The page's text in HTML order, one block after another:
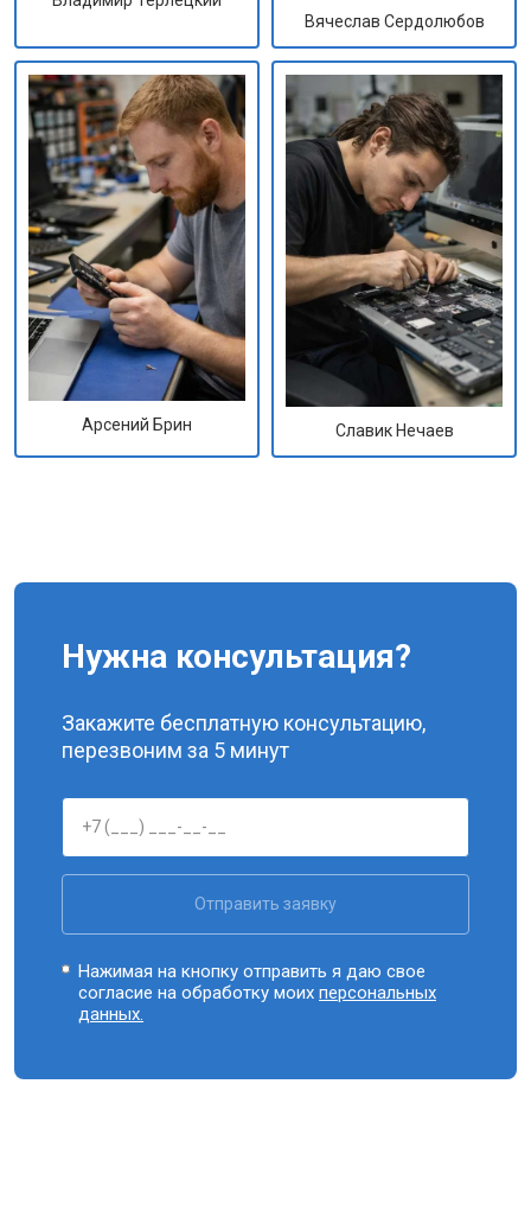
Вячеслав Сердолюбов
Арсений Брин Славик Нечаев
Нужна консультация?
Закажите бесплатную консультацию,
перезвоним за 5 минут
Отправить заявку
Нажимая на кнопку отправить я даю свое
согласие на обработку моихперсональных
данных.